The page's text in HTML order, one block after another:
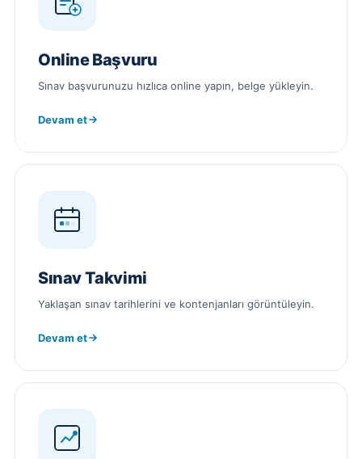
Online Başvuru
Sınav başvurunuzu hızlıca online yapın, belge yükleyin.
Devam et
Sınav Takvimi
Yaklaşan sınav tarihlerini ve kontenjanları görüntüleyin.
Devam et